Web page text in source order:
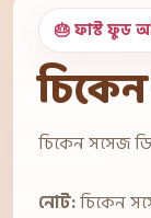
🎂 ফাস্ট ফুড
চিকেন সসেজ
নোট:চিকেন